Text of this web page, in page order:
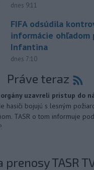
dnes 9:11
FIFA odsúdila
informácie ohľadom
Infantina
dnes 7:10
Práve teraz
uzavreli prístup do
hasiči bojujú s lesným
TASR o tom informuje
prenosy TASR